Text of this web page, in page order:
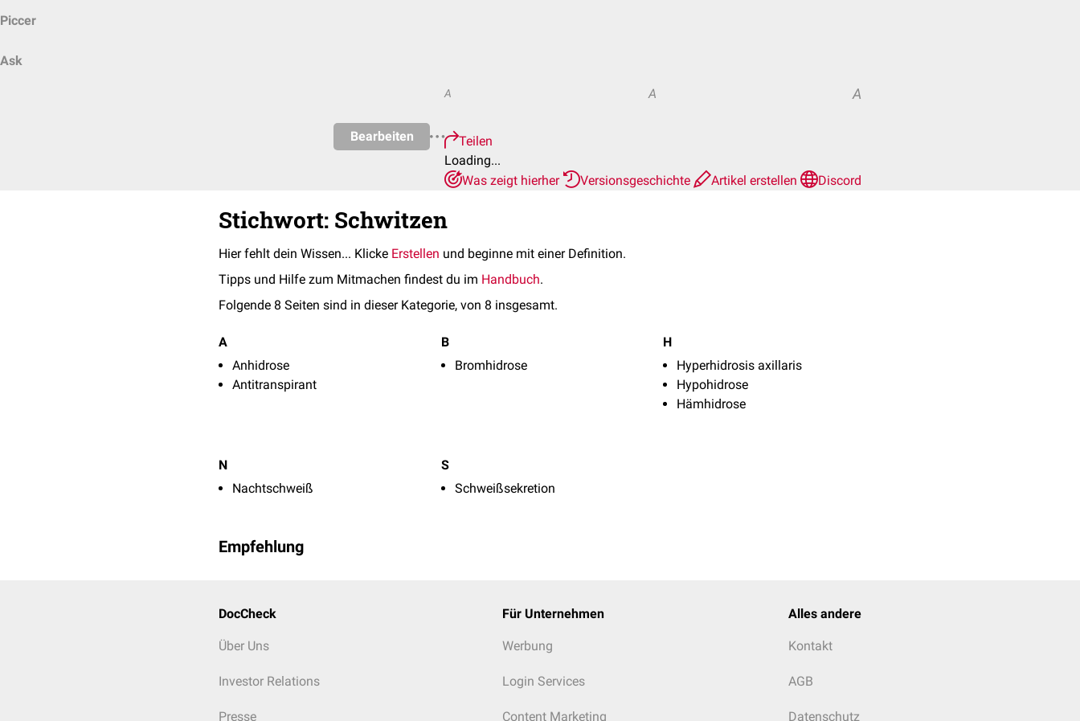
Piccer
Ask
Bearbeiten
A A A
Teilen
Loading...
Was zeigt hierher
Versionsgeschichte Artikel erstellen Discord
Stichwort: Schwitzen
Hier fehlt dein Wissen... Klicke Erstellen und beginne mit einer Definition.
Tipps und Hilfe zum Mitmachen findest du im Handbuch.
Folgende 8 Seiten sind in dieser Kategorie, von 8 insgesamt.
A
Anhidrose
Antitranspirant
B
Bromhidrose
H
Hyperhidrosis axillaris
Hypohidrose
Hämhidrose
N
Nachtschweiß
S
Schweißsekretion
Empfehlung
DocCheck
Über Uns
Investor Relations
Presse
Für Unternehmen
Werbung
Login Services
Content Marketing
Alles andere
Kontakt
AGB
Datenschutz